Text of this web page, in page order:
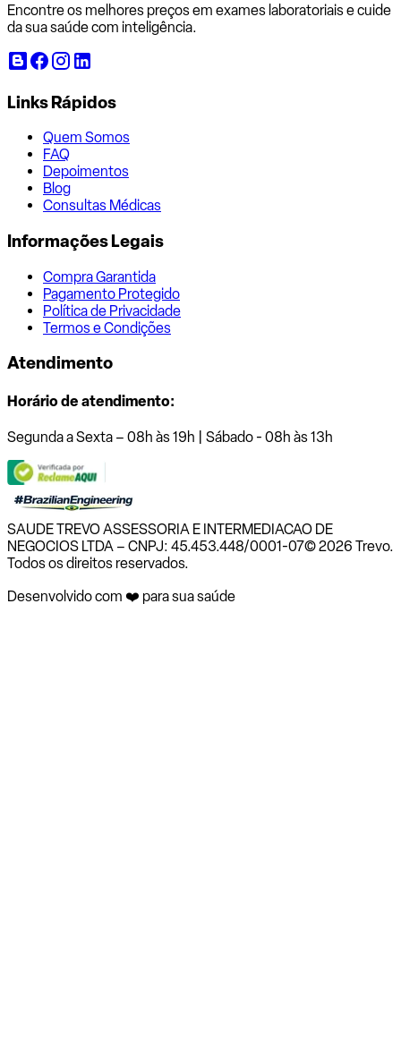
Encontre os melhores preços em exames laboratoriais e cuide
da sua saúde com inteligência.
Links Rápidos
Quem Somos
FAQ
Depoimentos
Blog
Consultas Médicas
Informações Legais
Compra Garantida
Pagamento Protegido
Política de Privacidade
Termos e Condições
Atendimento
Horário de atendimento:
Segunda a Sexta – 08h às 19h | Sábado - 08h às 13h
SAUDE TREVO ASSESSORIA E INTERMEDIACAO DE
NEGOCIOS LTDA – CNPJ: 45.453.448/0001-07© 2026 Trevo.
Todos os direitos reservados.
Desenvolvido com ❤️ para sua saúde